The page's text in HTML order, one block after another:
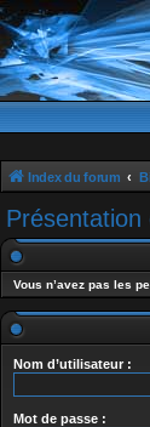
Index du forum
Vous n’avez pas les
Nom d’utilisateur :
Mot de passe :